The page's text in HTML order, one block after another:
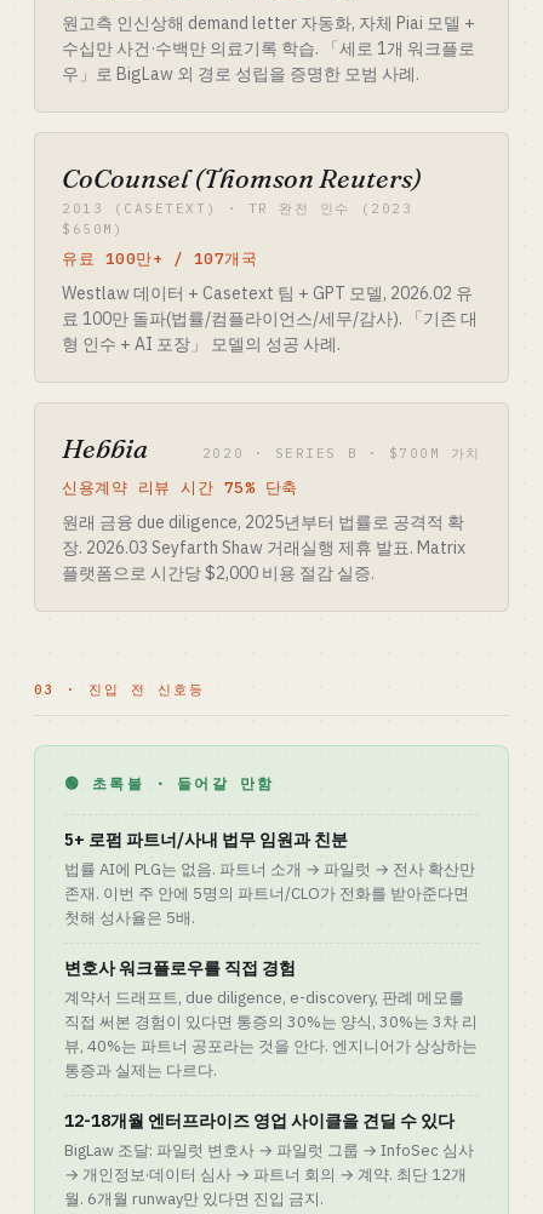
원고측 인신상해 demand letter 자동화, 자체 Piai 모델 +
수십만 사건·수백만 의료기록 학습. 「세로 1개 워크플로
우」로 BigLaw 외 경로 성립을 증명한 모범 사례.
CoCounsel (Thomson Reuters)
2013 (CASETEXT) · TR 완전 인수 (2023
$650M)
유료 100만+ / 107개국
Westlaw 데이터 + Casetext 팀 + GPT 모델, 2026.02 유
료 100만 돌파(법률/컴플라이언스/세무/감사). 「기존 대
형 인수 + AI 포장」 모델의 성공 사례.
Hebbia 2020 · SERIES B · $700M 가치
신용계약 리뷰 시간 75% 단축
원래 금융 due diligence, 2025년부터 법률로 공격적 확
장. 2026.03 Seyfarth Shaw 거래실행 제휴 발표. Matrix
플랫폼으로 시간당 $2,000 비용 절감 실증.
03 · 진입 전 신호등
🟢 초록불 · 들어갈 만함
5+ 로펌 파트너/사내 법무 임원과 친분
법률 AI에 PLG는 없음. 파트너 소개 → 파일럿 → 전사 확산만
존재. 이번 주 안에 5명의 파트너/CLO가 전화를 받아준다면
첫해 성사율은 5배.
변호사 워크플로우를 직접 경험
계약서 드래프트, due diligence, e-discovery, 판례 메모를
직접 써본 경험이 있다면 통증의 30%는 양식, 30%는 3차 리
뷰, 40%는 파트너 공포라는 것을 안다. 엔지니어가 상상하는
통증과 실제는 다르다.
12-18개월 엔터프라이즈 영업 사이클을 견딜 수 있다
BigLaw 조달: 파일럿 변호사 → 파일럿 그룹 → InfoSec 심사
→ 개인정보·데이터 심사 → 파트너 회의 → 계약. 최단 12개
월. 6개월 runway만 있다면 진입 금지.